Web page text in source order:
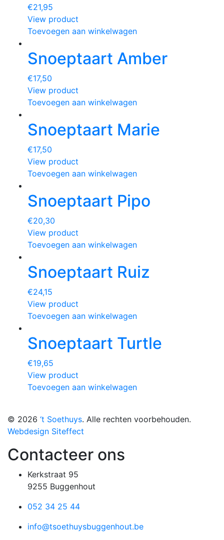
€21,95
View product
Toevoegen aan winkelwagen
Snoeptaart Amber
€17,50
View product
Toevoegen aan winkelwagen
Snoeptaart Marie
€17,50
View product
Toevoegen aan winkelwagen
Snoeptaart Pipo
€20,30
View product
Toevoegen aan winkelwagen
Snoeptaart Ruiz
€24,15
View product
Toevoegen aan winkelwagen
Snoeptaart Turtle
€19,65
View product
Toevoegen aan winkelwagen
© 2026 ‘t Soethuys. Alle rechten voorbehouden.
Webdesign Siteffect
Contacteer ons
Kerkstraat 95
9255 Buggenhout
052 34 25 44
info@tsoethuysbuggenhout.be